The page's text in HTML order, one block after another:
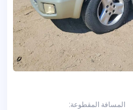
المسافة المقطوعة: